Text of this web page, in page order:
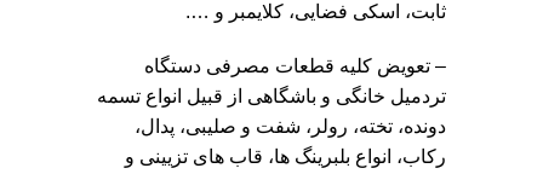
ثابت، اسکی فضایی، کلایمبر و ….
– تعویض کلیه قطعات مصرفی دستگاه
تردمیل خانگی و باشگاهی از قبیل انواع تسمه
دونده، تخته، رولر، شفت و صلیبی، پدال،
رکاب، انواع بلبرینگ ها، قاب های تزیینی و